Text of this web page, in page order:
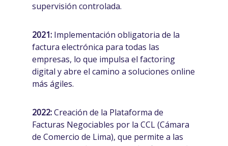
supervisión controlada.
2021: Implementación obligatoria de la
factura electrónica para todas las
empresas, lo que impulsa el factoring
digital y abre el camino a soluciones online
más ágiles.
2022:Creación de la Plataforma de
Facturas Negociables por la CCL (Cámara
de Comercio de Lima), que permite a las